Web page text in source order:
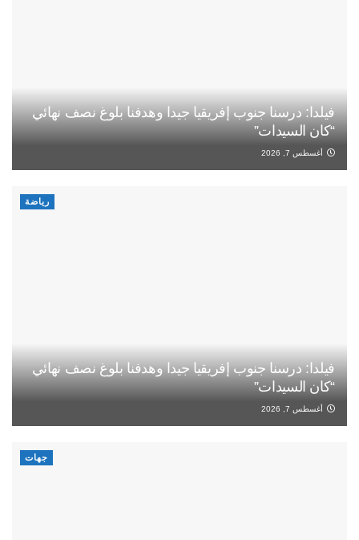
فيلدا: درسنا جنوب إفريقيا جيدا وهدفنا بلوغ نصف نهائي
“كان السيدات”
أغسطس 7, 2026
رياضة
فيلدا: درسنا جنوب إفريقيا جيدا وهدفنا بلوغ نصف نهائي
“كان السيدات”
أغسطس 7, 2026
جهات